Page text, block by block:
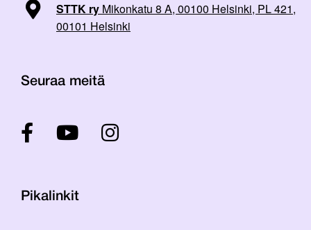
STTK ry Mikonkatu 8 A, 00100 Helsinki, PL 421,
00101 Helsinki
Seuraa meitä
Pikalinkit